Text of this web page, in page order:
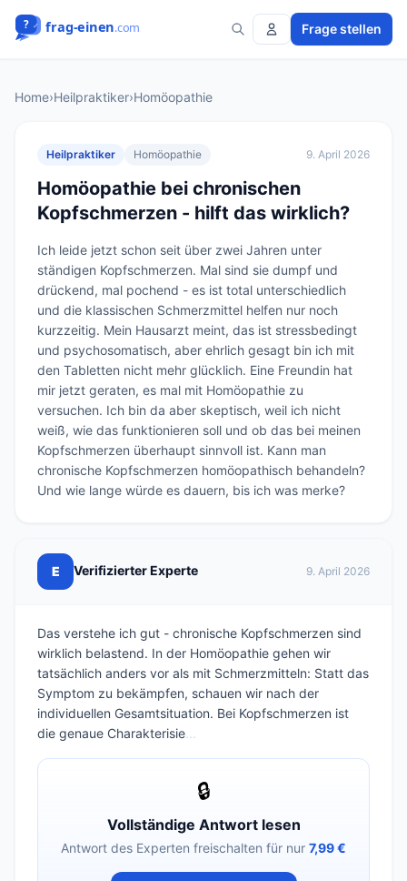
Frage stellen
Home›Heilpraktiker›Homöopathie
Heilpraktiker Homöopathie 9. April 2026
Homöopathie bei chronischen
Kopfschmerzen - hilft das wirklich?
Ich leide jetzt schon seit über zwei Jahren unter
ständigen Kopfschmerzen. Mal sind sie dumpf und
drückend, mal pochend - es ist total unterschiedlich
und die klassischen Schmerzmittel helfen nur noch
kurzzeitig. Mein Hausarzt meint, das ist stressbedingt
und psychosomatisch, aber ehrlich gesagt bin ich mit
den Tabletten nicht mehr glücklich. Eine Freundin hat
mir jetzt geraten, es mal mit Homöopathie zu
versuchen. Ich bin da aber skeptisch, weil ich nicht
weiß, wie das funktionieren soll und ob das bei meinen
Kopfschmerzen überhaupt sinnvoll ist. Kann man
chronische Kopfschmerzen homöopathisch behandeln?
Und wie lange würde es dauern, bis ich was merkе?
E Verifizierter Experte 9. April 2026
Das verstehe ich gut - chronische Kopfschmerzen sind
wirklich belastend. In der Homöopathie gehen wir
tatsächlich anders vor als mit Schmerzmitteln: Statt das
Symptom zu bekämpfen, schauen wir nach der
individuellen Gesamtsituation. Bei Kopfschmerzen ist
die genaue Charakterisie...
🔒
Vollständige Antwort lesen
Antwort des Experten freischalten für nur 7,99 €